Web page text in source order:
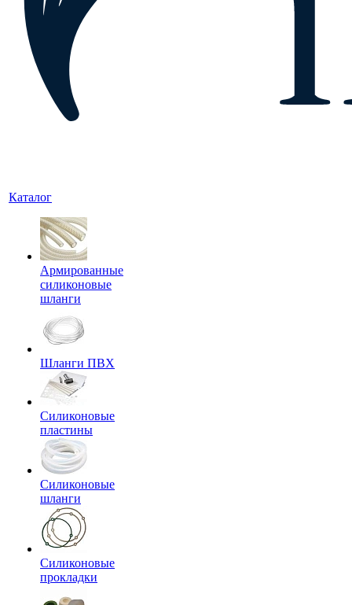
Каталог
Армированные
силиконовые
шланги
Шланги ПВХ
Силиконовые
пластины
Силиконовые
шланги
Силиконовые
прокладки